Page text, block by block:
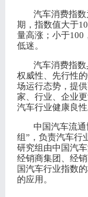
汽车消费指
期，指数值大于
量高涨；小于100
低迷。
汽车消费指数
权威性、先行性
场运行态势，提
家、行业、企业
汽车行业健康良性
中国汽车流通
组”，负责汽车行
研究组由中国汽
经销商集团、经
国汽车行业指数
的应用。